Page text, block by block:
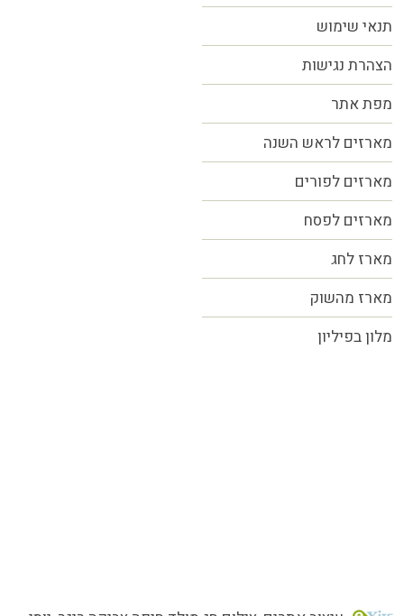
תנאי שימוש
הצהרת נגישות
מפת אתר
מארזים לראש השנה
מארזים לפורים
מארזים לפסח
מארז לחג
מארז מהשוק
מלון בפיליון